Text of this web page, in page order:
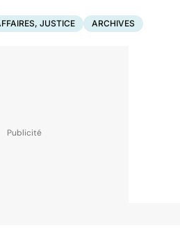
JUSTICE ARCHIVES